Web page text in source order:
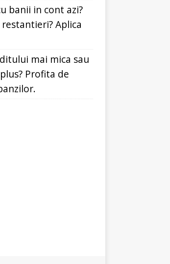
banii in cont azi?
Aplica
mai mica sau
Profita de